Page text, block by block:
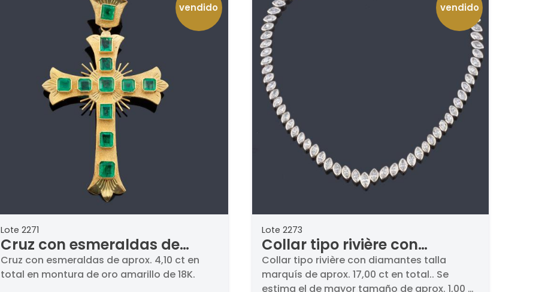
vendido
Lote 2271
Cruz con esmeraldas de
aprox. 4,10 ct en total en
montura de oro amarillo de
Cruz con esmeraldas de aprox. 4,10 ct en
total en montura de oro amarillo de 18K.
vendido
Lote 2273
Collar tipo rivière con
diamantes talla marquís de
aprox. 17,00 ct en total.
Collar tipo rivière con diamantes talla
marquís de aprox. 17,00 ct en total.. Se
estima el de mayor tamaño de aprox. 1,00 ct